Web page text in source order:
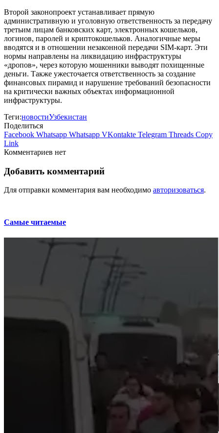
Второй законопроект устанавливает прямую
административную и уголовную ответственность за передачу
третьим лицам банковских карт, электронных кошельков,
логинов, паролей и криптокошельков. Аналогичные меры
вводятся и в отношении незаконной передачи SIM‑карт. Эти
нормы направлены на ликвидацию инфраструктуры
«дропов», через которую мошенники выводят похищенные
деньги. Также ужесточается ответственность за создание
финансовых пирамид и нарушение требований безопасности
на критически важных объектах информационной
инфраструктуры.
Теги:новостиУзбекистан
Поделиться
Facebook Whatsapp Whatsapp VKontakte Telegram Threads Copy
Link
Комментариев нет
Добавить комментарий
Для отправки комментария вам необходимо авторизоваться.
Самые читаемые